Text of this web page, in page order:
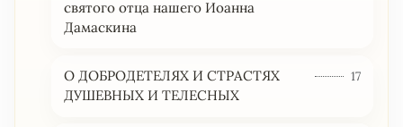
святого отца нашего Иоанна
Дамаскина
О ДОБРОДЕТЕЛЯХ И СТРАСТЯХ
ДУШЕВНЫХ И ТЕЛЕСНЫХ
17